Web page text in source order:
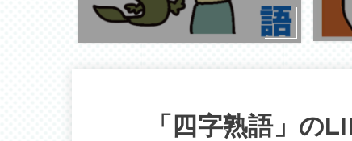
「四字熟語」の